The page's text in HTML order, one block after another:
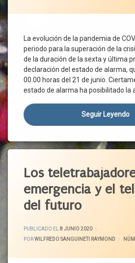
Política
Económica
Prestación
Sanitaria
Profesionales
De La Salud
Redistribución
Remuneración
Riqueza
Sector
Limpieza
Sectores
Económicos
Servicios
De Salud
Gestión
Movilidad
Normativa
Presencialidad
Prevención
Renta
En El
Trabajo
Teletrabajo
Trabajo
Tiempo
Libre
Trabajadores
Europea
La evolución de la pandemia de
periodo para la superación de la
de la duración de la sexta y última
declaración del estado de alarma,
00.00 horas del 21 de junio.
estado de alarma ha posibilitado la
Seguir Leyendo
De
CEOE
CEPYME
Contagio
Covid-
Crisis
Sanitaria
Sanitaria
De
Científica
Gobierno
Los
emergencia y el
del futuro
PUBLICADO EL 8 JUNIO 2020
PORWILFREDO SANGUINETI RAYMOND
Acuerdo
Individual
Adaptación
Aislamiento
Autonomía
Casa